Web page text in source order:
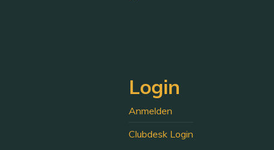
Login
Anmelden
Clubdesk Login